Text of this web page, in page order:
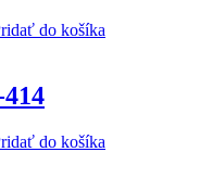
do košíka
do košíka